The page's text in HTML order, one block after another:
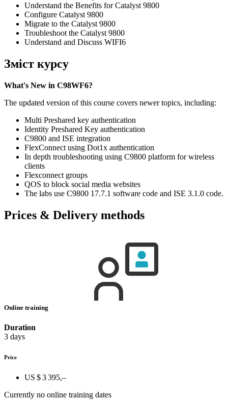
Understand the Benefits for Catalyst 9800
Configure Catalyst 9800
Migrate to the Catalyst 9800
Troubleshoot the Catalyst 9800
Understand and Discuss WIFI6
Зміст курсу
What's New in C98WF6?
The updated version of this course covers newer topics, including:
Multi Preshared key authentication
Identity Preshared Key authentication
C9800 and ISE integration
FlexConnect using Dot1x authentication
In depth troubleshooting using C9800 platform for wireless
clients
Flexconnect groups
QOS to block social media websites
The labs use C9800 17.7.1 software code and ISE 3.1.0 code.
Prices & Delivery methods
Online training
Duration
3 days
Price
US $ 3 395,–
Currently no online training dates